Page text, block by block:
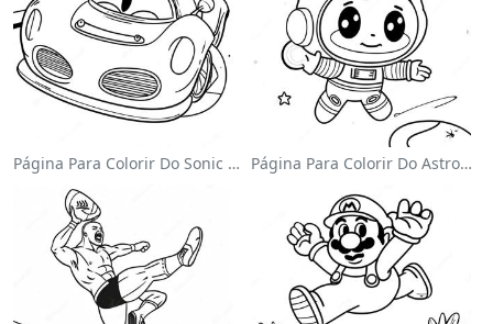
Página Para Colorir Do Sonic Velocista Página Para Colorir Do Astronauta Fofo Flutuando No Espaço